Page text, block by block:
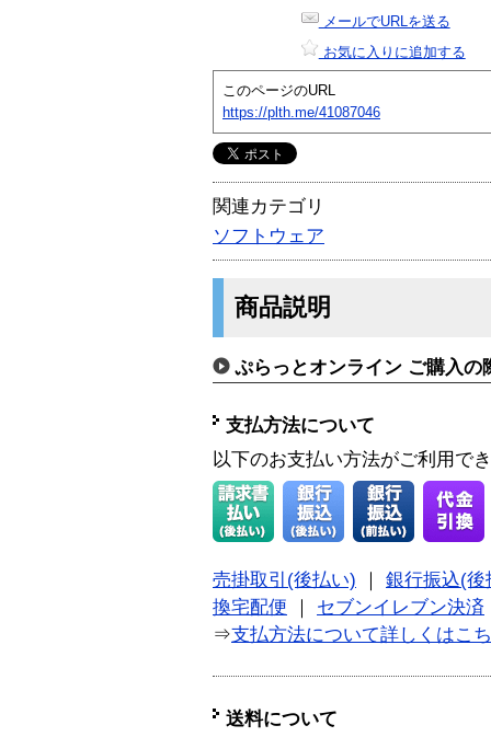
メールでURLを送る
お気に入りに追加する
このページのURL
https://plth.me/41087046
関連カテゴリ
ソフトウェア
商品説明
ぷらっとオンライン ご購入の
支払方法について
以下のお支払い方法がご利用で
売掛取引(後払い)
銀行振込(後
換宅配便
セブンイレブン決済
⇒支払方法について詳しくはこ
送料について